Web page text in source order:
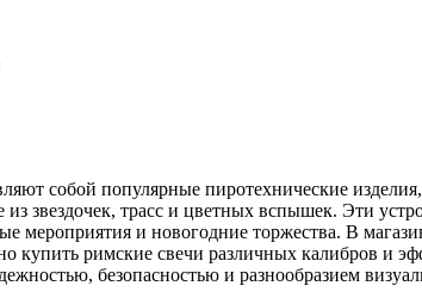
собой популярные пиротехнические
звездочек, трасс и цветных вспышек. Эти
мероприятия и новогодние торжества. В
купить римские свечи различных калибров и
безопасностью и разнообразием